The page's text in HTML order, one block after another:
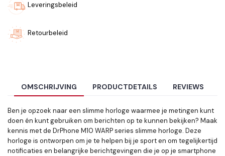
Leveringsbeleid
Retourbeleid
OMSCHRIJVING PRODUCTDETAILS REVIEWS
Ben je opzoek naar een slimme horloge waarmee je metingen kunt
doen én kunt gebruiken om berichten op te kunnen bekijken? Maak
kennis met de DrPhone M10 WARP series slimme horloge. Deze
horloge is ontworpen om je te helpen bij je sport en om tegelijkertijd
notificaties en belangrijke berichtgevingen die je op je smartphone